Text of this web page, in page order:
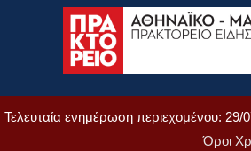
Τελευταία ενημέρωση περιεχομένου: 29/
Όροι